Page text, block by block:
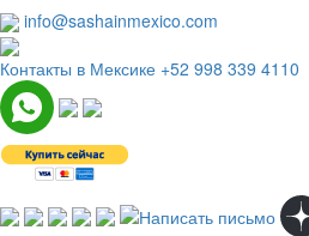
info@sashainmexico.com
Контакты в Мексике +52 998 339 4110